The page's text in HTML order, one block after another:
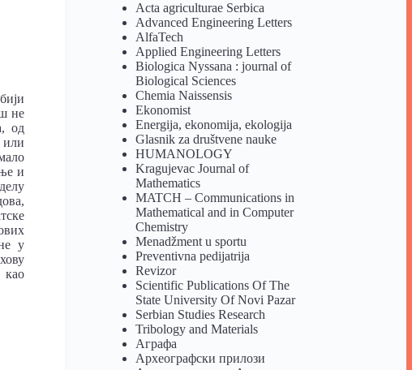
не
од
или
и
у
као
Acta agriculturae Serbica
Advanced Engineering Letters
AlfaTech
Applied Engineering Letters
Biologica Nyssana : journal of
Biological Sciences
Chemia Naissensis
Ekonomist
Energija, ekonomija, ekologija
Glasnik za društvene nauke
HUMANOLOGY
Kragujevac Journal of
Mathematics
MATCH – Communications in
Mathematical and in Computer
Chemistry
Menadžment u sportu
Preventivna pedijatrija
Revizor
Scientific Publications Of The
State University Of Novi Pazar
Serbian Studies Research
Tribology and Materials
Аграфа
Археографски прилози